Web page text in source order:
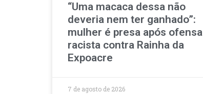
“Uma macaca dessa não
deveria nem ter ganhado”:
mulher é presa após ofensa
racista contra Rainha da
Expoacre
7 de agosto de 2026